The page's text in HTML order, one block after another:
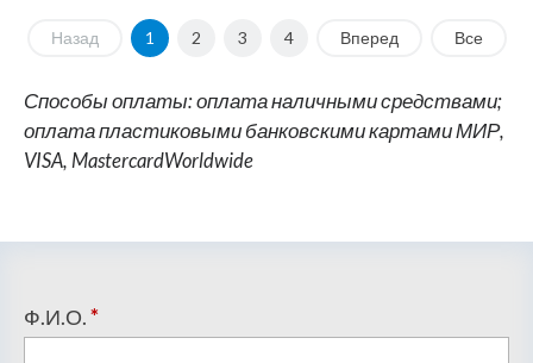
Назад 1 2 3 4 Вперед Все
Способы оплаты: оплата наличными средствами;
оплата пластиковыми банковскими картами МИР,
VISA, MastercardWorldwide
Ф.И.О.*